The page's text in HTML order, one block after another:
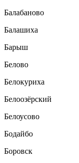
Балабаново
Балашиха
Барыш
Белово
Белокуриха
Белоозёрский
Белоусово
Бодайбо
Боровск